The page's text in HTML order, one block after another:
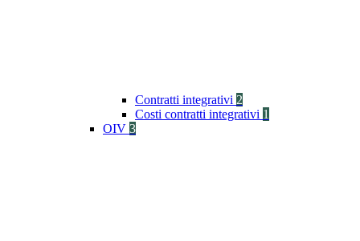
Contratti integrativi 2
Costi contratti integrativi 1
OIV 3